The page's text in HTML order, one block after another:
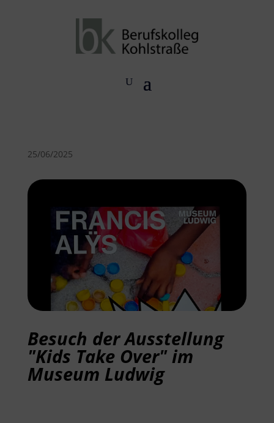
25/06/2025
Besuch der Ausstellung
"Kids Take Over" im
Museum Ludwig